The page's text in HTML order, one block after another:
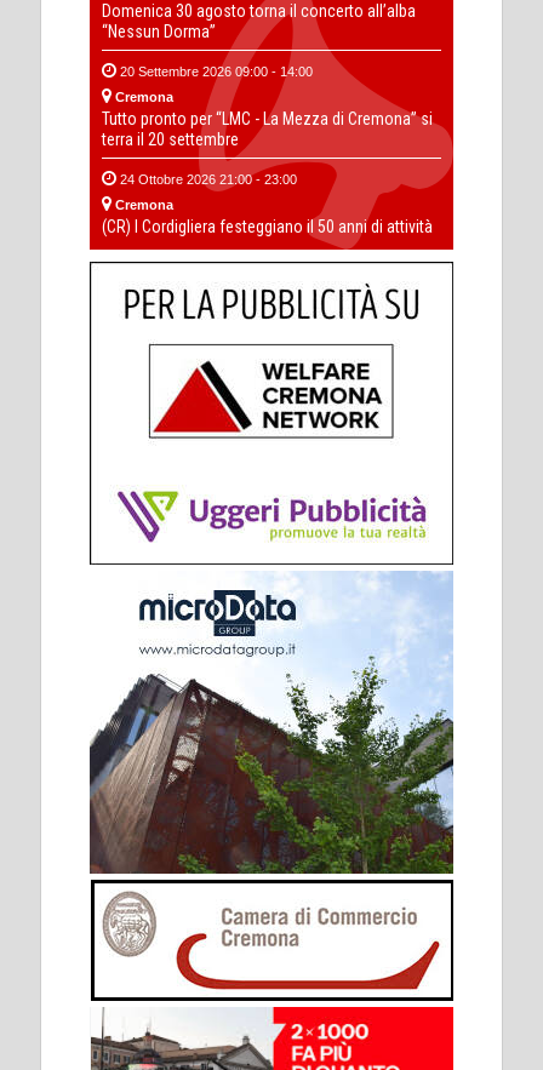
Domenica 30 agosto torna il concerto all’alba
“Nessun Dorma”
20 Settembre 2026 09:00 - 14:00
Cremona
Tutto pronto per “LMC - La Mezza di Cremona” si
terra il 20 settembre
24 Ottobre 2026 21:00 - 23:00
Cremona
(CR) I Cordigliera festeggiano il 50 anni di attività